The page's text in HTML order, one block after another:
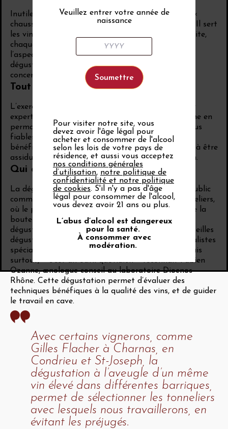
Inutile. L’organisateur habille les bouteilles d’une «
chaussette » de dégustation qui cache l’étiquette. Il sert
les vins dans un ordre différent pour chacun. Ensuite,
chaque dégustateur prend des notes pour décrire
l’aspect visuel, les arômes et le goût. Certaines
dégustations se déroulent en verres noirs, afin de
concentrer l’attention sur les arômes.
Tout un art
L’exercice, exigeant, requiert concentration. Le jury
expert du service technique d’Inter Rhône s’entraîne en
permanence afin de livrer des appréciations les plus
fiables possibles. Tout amateur peut postuler, il
bénéficie d’une formation continue mais s’engage à être
assidu, afin d’évaluer les essais de l’interprofession.
Qui déguste ainsi et dans quel but ?
La dégustation à l’aveugle est connue du grand public
comme l’épreuve périlleuse des concours de sommeliers,
où le professionnel tente de décrypter l’identité de la
bouteille dégustée. Les jurys des concours de
dégustation respectent aussi l’anonymat des bouteilles
dégustées pour attribuer des médailles. Les journalistes
spécialisés s’en servent pour certains concours. Mais
surtout, « c’est un outil quotidien » reconnaît Fabien
Ozanne, œnologue conseil au laboratoire Dioenos
Rhône. Cette dégustation permet d’évaluer des
techniques bénéfiques à la qualité des vins, et de guider
le travail en cave.
Avec certains vignerons, comme
Gilles Flacher à Charnas, en
Condrieu et St-Joseph, la
dégustation à l’aveugle d’un même
vin élevé dans différentes barriques,
permet de sélectionner les tonneliers
avec lesquels nous travaillerons, en
évitant les préjugés.
Veuillez entrer votre année de
naissance
Pour visiter notre site, vous
devez avoir l'âge légal pour
acheter et consommer de l'alcool
selon les lois de votre pays de
résidence, et aussi vous acceptez
nos conditions générales
d’utilisation, notre politique de
confidentialité et notre politique
de cookies. S'il n'y a pas d'âge
légal pour consommer de l'alcool,
vous devez avoir 21 ans ou plus.
L’abus d’alcool est dangereux
pour la santé.
À consommer avec
modération.